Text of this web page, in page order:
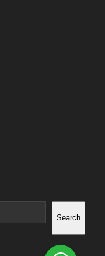
Search